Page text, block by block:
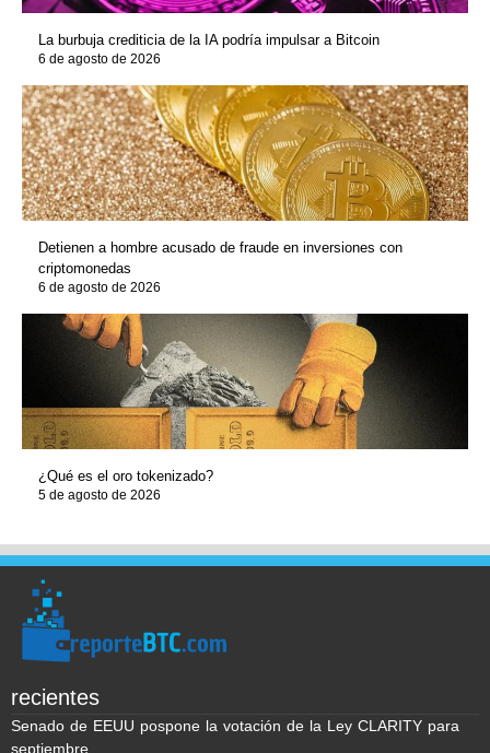
La burbuja crediticia de la IA podría impulsar a Bitcoin
6 de agosto de 2026
Detienen a hombre acusado de fraude en inversiones con
criptomonedas
6 de agosto de 2026
¿Qué es el oro tokenizado?
5 de agosto de 2026
recientes
Senado de EEUU pospone la votación de la Ley CLARITY para